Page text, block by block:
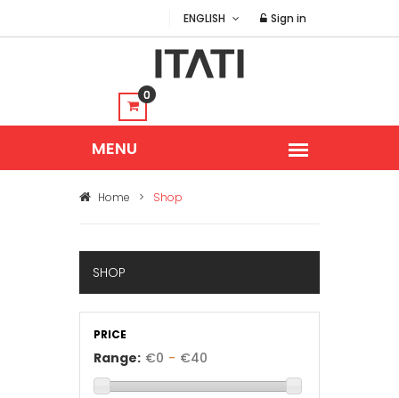
ENGLISH Sign in
0
Home > Shop
SHOP
PRICE
Range: €0 - €40